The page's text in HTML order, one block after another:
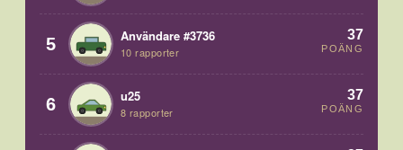
5 Användare #3736
10 rapporter
37
POÄNG
6 u25
8 rapporter
37
POÄNG